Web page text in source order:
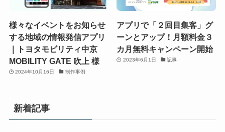
様々なイベントをお知らせ
する地域の情報発信アプリ
｜トヨタモビリティ中京
MOBILITY GATE 吹上 様
2024年10月16日 制作事例
アプリで「２回目集客」グ
ーンとアップ！月額料金３
カ月無料キャンペーン開始
2023年6月1日 記事
新着記事